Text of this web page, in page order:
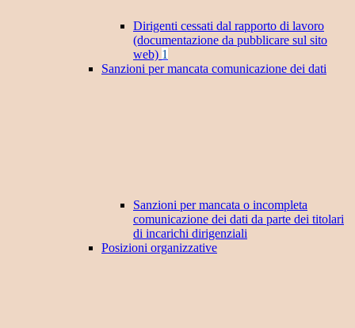
Dirigenti cessati dal rapporto di lavoro
(documentazione da pubblicare sul sito
web) 1
Sanzioni per mancata comunicazione dei dati
Sanzioni per mancata o incompleta
comunicazione dei dati da parte dei titolari
di incarichi dirigenziali
Posizioni organizzative